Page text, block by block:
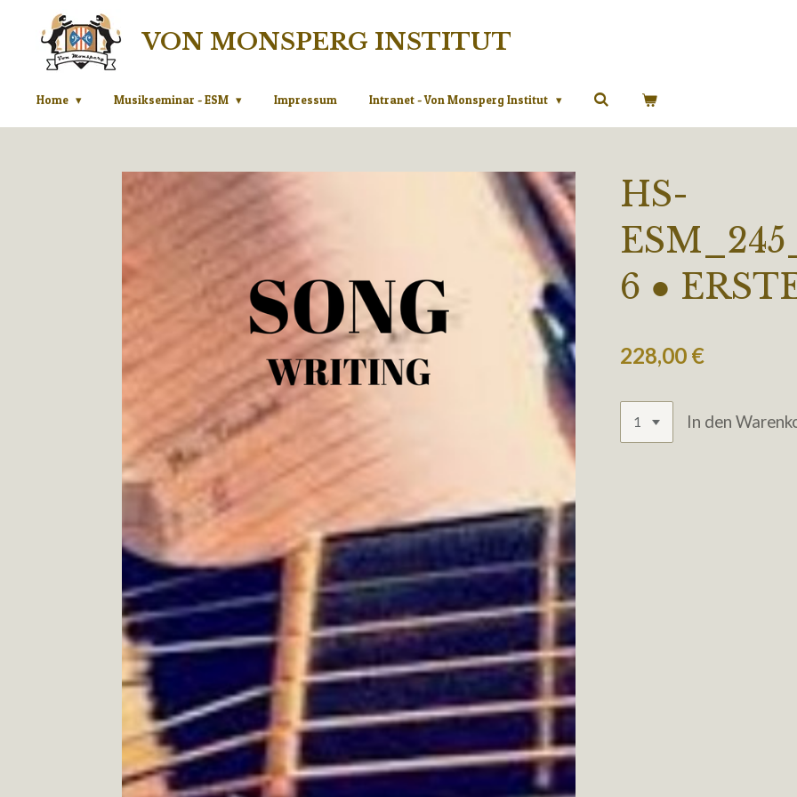
Hauptinhalt
springen
VON MONSPERG INSTITUT
Home Musikseminar - ESM Impressum Intranet - Von Monsperg Institut
HS-
6 ●
228,00 €
In den